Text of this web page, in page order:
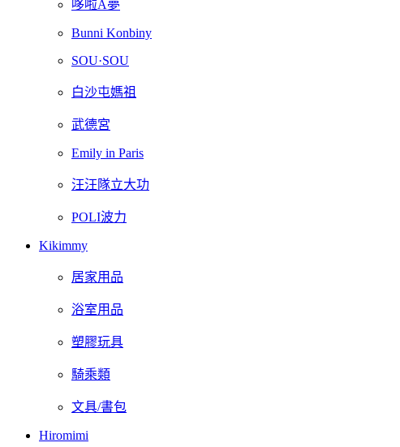
哆啦A夢
Bunni Konbiny
SOU·SOU
白沙屯媽祖
武德宮
Emily in Paris
汪汪隊立大功
POLI波力
Kikimmy
居家用品
浴室用品
塑膠玩具
騎乘類
文具/書包
Hiromimi